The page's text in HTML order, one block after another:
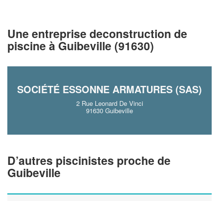
Une entreprise deconstruction de
piscine à Guibeville (91630)
SOCIÉTÉ ESSONNE ARMATURES (SAS)
2 Rue Leonard De Vinci
91630 Guibeville
D’autres piscinistes proche de
Guibeville
nouveaux clients!